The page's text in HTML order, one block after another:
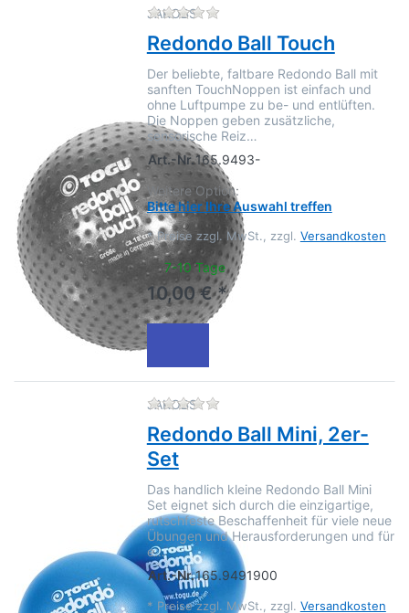
JAKOBS Zu diesem Produkt liegen
Redondo Ball Touch
Der beliebte, faltbare Redondo Ball mit
sanften TouchNoppen ist einfach und
ohne Luftpumpe zu be- und entlüften.
Die Noppen geben zusätzliche,
sensorische Reiz…
Art.-Nr.165.9493-
Weitere Option:
Bitte hier Ihre Auswahl treffen
* Preise zzgl. MwSt., zzgl. Versandkosten
7-10 Tage
10,00 € *
JAKOBS Zu diesem Produkt liegen
Redondo Ball Mini, 2er-
Set
Das handlich kleine Redondo Ball Mini
Set eignet sich durch die einzigartige,
rutschfeste Beschaffenheit für viele neue
Übungen und Herausforderungen und für
e…
Art.-Nr.165.9491900
* Preise zzgl. MwSt., zzgl. Versandkosten